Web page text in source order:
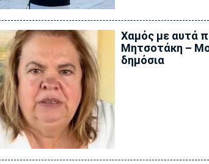
Χαμός με αυτά
Μητσοτάκη –
δημόσια